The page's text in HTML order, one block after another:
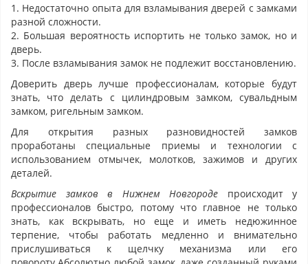
1. Недостаточно опыта для взламывания дверей с замками
разной сложности.
2. Большая вероятность испортить не только замок, но и
дверь.
3. После взламывания замок не подлежит восстановлению.
Доверить дверь лучше профессионалам, которые будут
знать, что делать с цилиндровым замком, сувальдным
замком, ригельным замком.
Для открытия разных разновидностей замков
проработаны специальные приемы и технологии с
использованием отмычек, молотков, зажимов и других
деталей.
Вскрытие замков в Нижнем Новгороде происходит у
профессионалов быстро, потому что главное не только
знать, как вскрывать, но еще и иметь недюжинное
терпение, чтобы работать медленно и внимательно
прислушиваться к щелчку механизма или его